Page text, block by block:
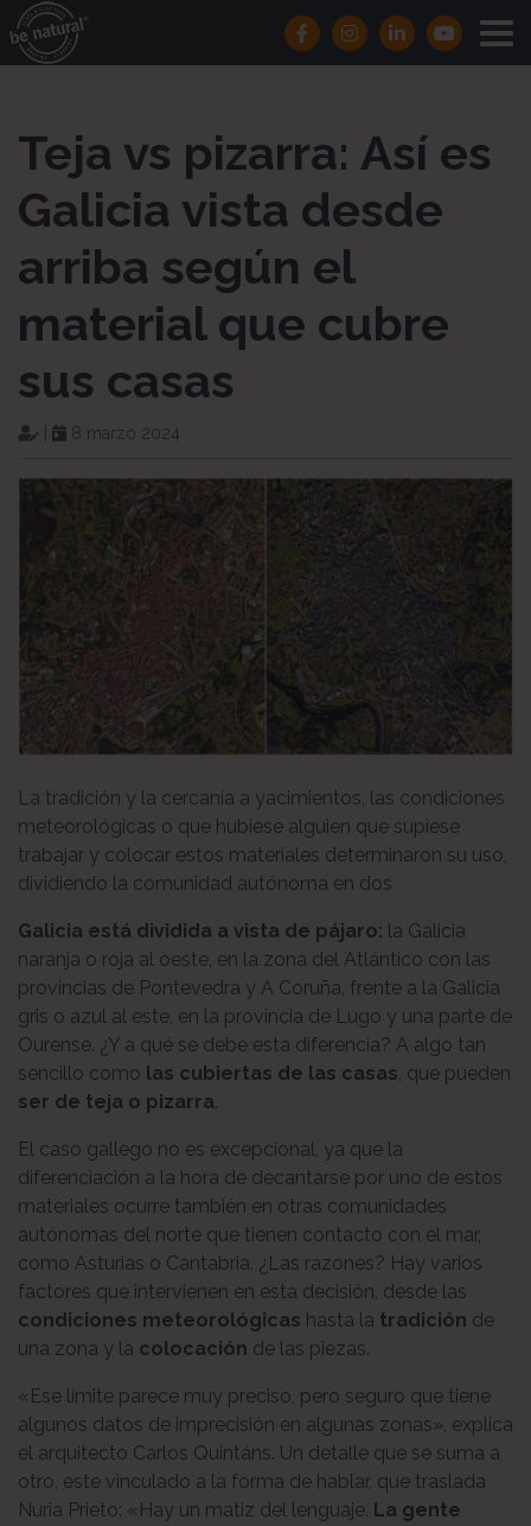
Teja vs pizarra: Así es
Galicia vista desde
arriba según el
material que cubre
sus casas
8 marzo 2024
La tradición y la cercanía a yacimientos, las condiciones
meteorológicas o que hubiese alguien que supiese
trabajar y colocar estos materiales determinaron su uso,
dividiendo la comunidad autónoma en dos
Galicia está dividida a vista de pájaro: la Galicia
naranja o roja al oeste, en la zona del Atlántico con las
provincias de Pontevedra y A Coruña, frente a la Galicia
gris o azul al este, en la provincia de Lugo y una parte de
Ourense. ¿Y a qué se debe esta diferencia? A algo tan
sencillo como las cubiertas de las casas, que pueden
ser de teja o pizarra.
El caso gallego no es excepcional, ya que la
diferenciación a la hora de decantarse por uno de estos
materiales ocurre también en otras comunidades
autónomas del norte que tienen contacto con el mar,
como Asturias o Cantabria. ¿Las razones? Hay varios
factores que intervienen en esta decisión, desde las
condiciones meteorológicas hasta la tradición de
una zona y la colocación de las piezas.
«Ese límite parece muy preciso, pero seguro que tiene
algunos datos de imprecisión en algunas zonas», explica
el arquitecto Carlos Quintáns. Un detalle que se suma a
otro, este vinculado a la forma de hablar, que traslada
Nuria Prieto: «Hay un matiz del lenguaje. La gente